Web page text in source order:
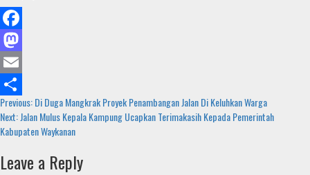
Facebook
Mastodon
Email
Share
Continue
Reading
Previous:Di Duga Mangkrak Proyek Penambangan Jalan Di Keluhkan Warga
Next:Jalan Mulus Kepala Kampung Ucapkan Terimakasih Kepada Pemerintah
Kabupaten Waykanan
Leave a Reply